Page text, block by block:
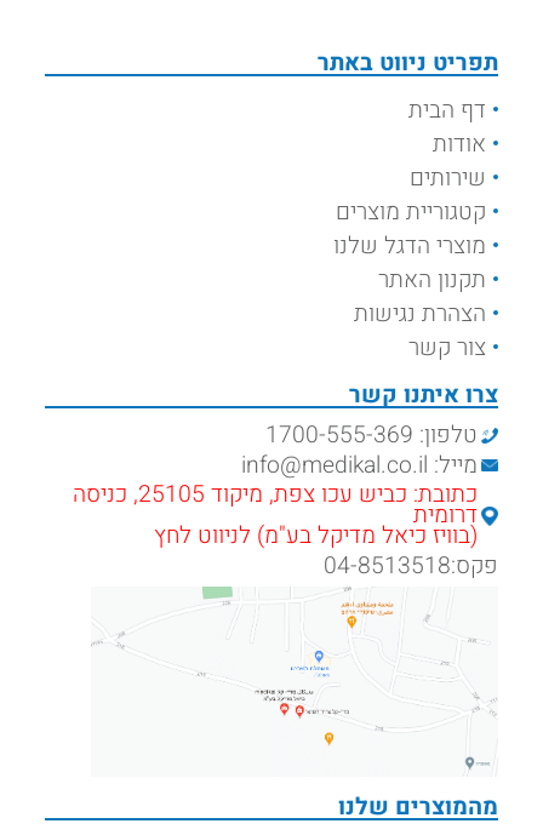
תפריט ניווט באתר
דף הבית
אודות
שירותים
קטגוריית מוצרים
מוצרי הדגל שלנו
תקנון האתר
הצהרת נגישות
צור קשר
מהמוצרים שלנו
צרו איתנו קשר
טלפון: 1700-555-369
מייל: info@medikal.co.il
כתובת: כביש עכו צפת, מיקוד 25105, כניסה
דרומית
(בוויז כיאל מדיקל בע"מ) לניווט לחץ
פקס:04-8513518